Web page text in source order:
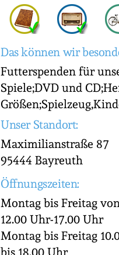
Das können wir
Futterspenden für
Spiele;DVD und
Unser Standort:
Maximilianstraße 87
95444 Bayreuth
Öffnungszeiten:
Montag bis Freitag
12.00 Uhr-17.00 Uhr
Montag bis Freitag
bis 18.00 Uhr